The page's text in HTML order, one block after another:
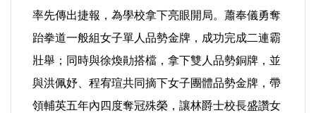
健康/養生
命理/信仰/宗教/宮廟/教會
率先傳出捷報，為學校拿下亮眼開局。蕭奉儀勇奪
跆拳道一般組女子單人品勢金牌，成功完成二連霸
壯舉；同時與徐煥勛搭檔，拿下雙人品勢銅牌，並
與洪佩妤、程宥瑄共同摘下女子團體品勢金牌，帶
領輔英五年內四度奪冠殊榮，讓林爵士校長盛讚女